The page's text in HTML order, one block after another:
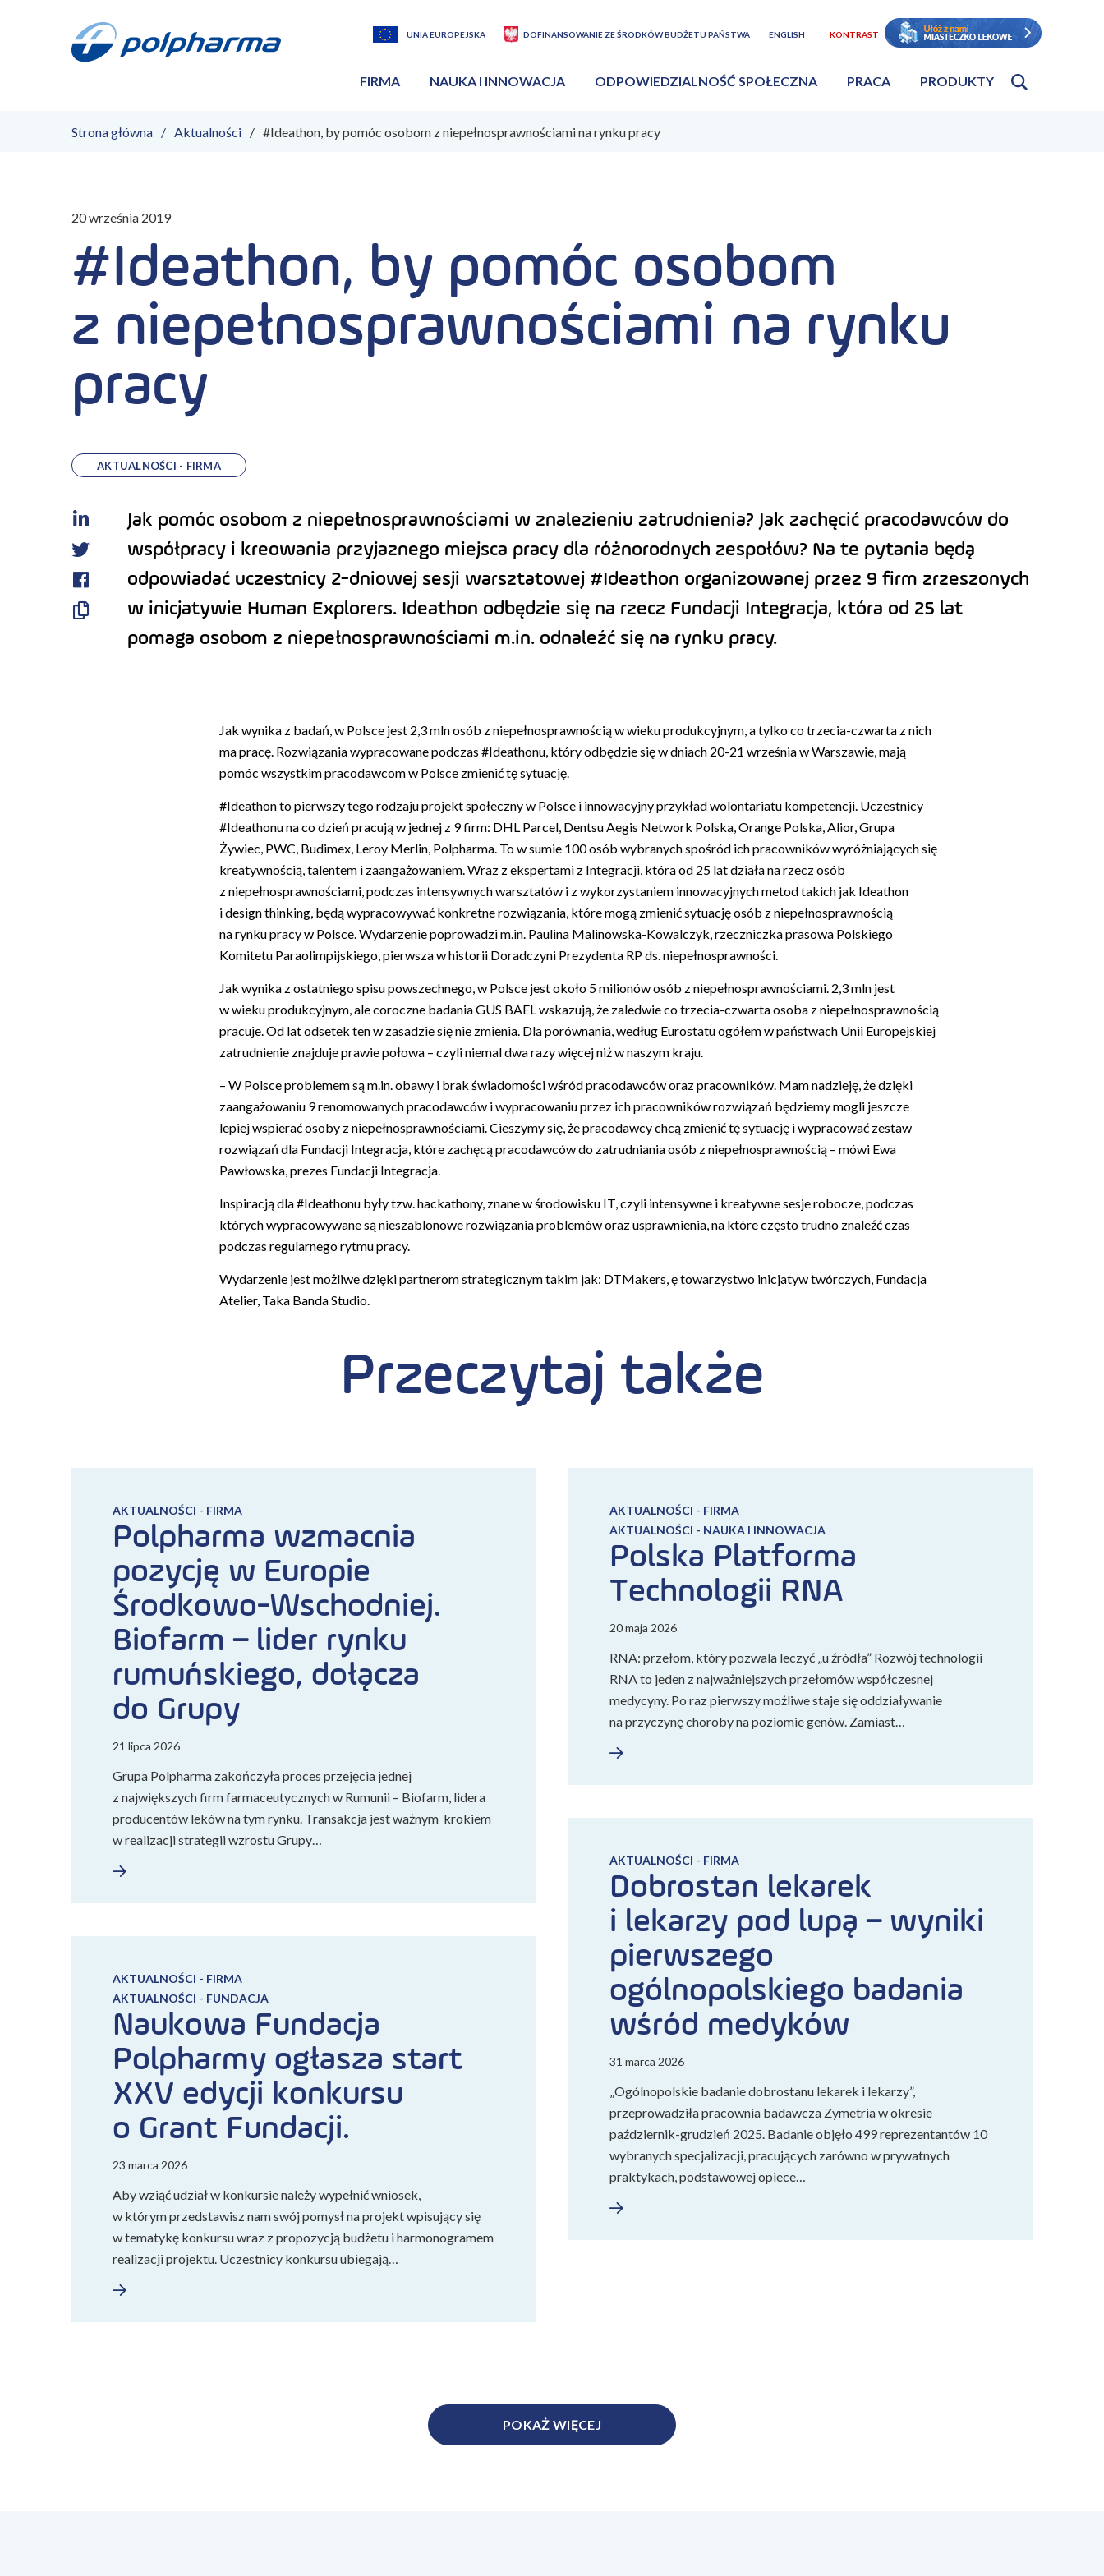
UNIA EUROPEJSKA DOFINANSOWANIE ZE ŚRODKÓW BUDŻETU PAŃSTWA ENGLISH KONTRAST
FIRMA NAUKA I INNOWACJA ODPOWIEDZIALNOŚĆ SPOŁECZNA PRACA PRODUKTY
Strona główna Aktualności #Ideathon, by pomóc osobom z niepełnosprawnościami na rynku pracy
20 września 2019
#Ideathon, by pomóc osobom
z niepełnosprawnościami na rynku
pracy
AKTUALNOŚCI - FIRMA
Jak pomóc osobom z niepełnosprawnościami w znalezieniu zatrudnienia? Jak zachęcić pracodawców do
współpracy i kreowania przyjaznego miejsca pracy dla różnorodnych zespołów? Na te pytania będą
odpowiadać uczestnicy 2-dniowej sesji warsztatowej #Ideathon organizowanej przez 9 firm zrzeszonych
w inicjatywie Human Explorers. Ideathon odbędzie się na rzecz Fundacji Integracja, która od 25 lat
pomaga osobom z niepełnosprawnościami m.in. odnaleźć się na rynku pracy.
LinkedIn
Facebook
Skopiuj
Jak wynika z badań, w Polsce jest 2,3 mln osób z niepełnosprawnością w wieku produkcyjnym, a tylko co trzecia-czwarta z nich
ma pracę. Rozwiązania wypracowane podczas #Ideathonu, który odbędzie się w dniach 20-21 września w Warszawie, mają
pomóc wszystkim pracodawcom w Polsce zmienić tę sytuację.
#Ideathon to pierwszy tego rodzaju projekt społeczny w Polsce i innowacyjny przykład wolontariatu kompetencji. Uczestnicy
#Ideathonu na co dzień pracują w jednej z 9 firm: DHL Parcel, Dentsu Aegis Network Polska, Orange Polska, Alior, Grupa
Żywiec, PWC, Budimex, Leroy Merlin, Polpharma. To w sumie 100 osób wybranych spośród ich pracowników wyróżniających się
kreatywnością, talentem i zaangażowaniem. Wraz z ekspertami z Integracji, która od 25 lat działa na rzecz osób
z niepełnosprawnościami, podczas intensywnych warsztatów i z wykorzystaniem innowacyjnych metod takich jak Ideathon
i design thinking, będą wypracowywać konkretne rozwiązania, które mogą zmienić sytuację osób z niepełnosprawnością
na rynku pracy w Polsce. Wydarzenie poprowadzi m.in. Paulina Malinowska-Kowalczyk, rzeczniczka prasowa Polskiego
Komitetu Paraolimpijskiego, pierwsza w historii Doradczyni Prezydenta RP ds. niepełnosprawności.
Jak wynika z ostatniego spisu powszechnego, w Polsce jest około 5 milionów osób z niepełnosprawnościami. 2,3 mln jest
w wieku produkcyjnym, ale coroczne badania GUS BAEL wskazują, że zaledwie co trzecia-czwarta osoba z niepełnosprawnością
pracuje. Od lat odsetek ten w zasadzie się nie zmienia. Dla porównania, według Eurostatu ogółem w państwach Unii Europejskiej
zatrudnienie znajduje prawie połowa – czyli niemal dwa razy więcej niż w naszym kraju.
– W Polsce problemem są m.in. obawy i brak świadomości wśród pracodawców oraz pracowników. Mam nadzieję, że dzięki
zaangażowaniu 9 renomowanych pracodawców i wypracowaniu przez ich pracowników rozwiązań będziemy mogli jeszcze
lepiej wspierać osoby z niepełnosprawnościami. Cieszymy się, że pracodawcy chcą zmienić tę sytuację i wypracować zestaw
rozwiązań dla Fundacji Integracja, które zachęcą pracodawców do zatrudniania osób z niepełnosprawnością – mówi Ewa
Pawłowska, prezes Fundacji Integracja.
Inspiracją dla #Ideathonu były tzw. hackathony, znane w środowisku IT, czyli intensywne i kreatywne sesje robocze, podczas
których wypracowywane są nieszablonowe rozwiązania problemów oraz usprawnienia, na które często trudno znaleźć czas
podczas regularnego rytmu pracy.
Wydarzenie jest możliwe dzięki partnerom strategicznym takim jak: DTMakers, ę towarzystwo inicjatyw twórczych, Fundacja
Atelier, Taka Banda Studio.
Przeczytaj także
AKTUALNOŚCI - FIRMA
Polpharma wzmacnia
pozycję w Europie
Środkowo-Wschodniej.
Biofarm – lider rynku
rumuńskiego, dołącza
do Grupy
21 lipca 2026
Grupa Polpharma zakończyła proces przejęcia jednej
z największych firm farmaceutycznych w Rumunii – Biofarm, lidera
producentów leków na tym rynku. Transakcja jest ważnym krokiem
w realizacji strategii wzrostu Grupy…
AKTUALNOŚCI - FIRMA
AKTUALNOŚCI - NAUKA I INNOWACJA
Polska Platforma
Technologii RNA
20 maja 2026
RNA: przełom, który pozwala leczyć „u źródła” Rozwój technologii
RNA to jeden z najważniejszych przełomów współczesnej
medycyny. Po raz pierwszy możliwe staje się oddziaływanie
na przyczynę choroby na poziomie genów. Zamiast…
AKTUALNOŚCI - FIRMA
Dobrostan lekarek
i lekarzy pod lupą – wyniki
pierwszego
ogólnopolskiego badania
wśród medyków
31 marca 2026
„Ogólnopolskie badanie dobrostanu lekarek i lekarzy”,
przeprowadziła pracownia badawcza Zymetria w okresie
październik-grudzień 2025. Badanie objęło 499 reprezentantów 10
wybranych specjalizacji, pracujących zarówno w prywatnych
praktykach, podstawowej opiece…
AKTUALNOŚCI - FIRMA
AKTUALNOŚCI - FUNDACJA
Naukowa Fundacja
Polpharmy ogłasza start
XXV edycji konkursu
o Grant Fundacji.
23 marca 2026
Aby wziąć udział w konkursie należy wypełnić wniosek,
w którym przedstawisz nam swój pomysł na projekt wpisujący się
w tematykę konkursu wraz z propozycją budżetu i harmonogramem
realizacji projektu. Uczestnicy konkursu ubiegają…
POKAŻ WIĘCEJ